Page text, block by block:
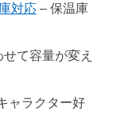
対応– 保温庫
て容量が変え
ャラクター好